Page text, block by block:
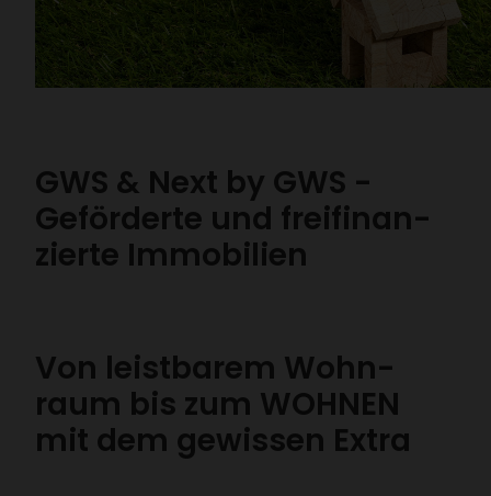
GWS & Next by GWS -
Geför­derte und frei­fi­nan­
zierte Immo­bi­lien
Von leist­barem Wohn­
raum bis zum WOHNEN
mit dem gewissen Extra